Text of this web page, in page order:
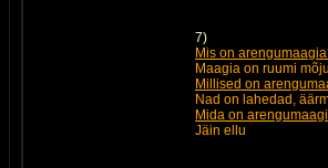
7)
Mis on
Maagia on ruumi
Millised on
Nad on lahedad,
Mida on
Jäin ellu